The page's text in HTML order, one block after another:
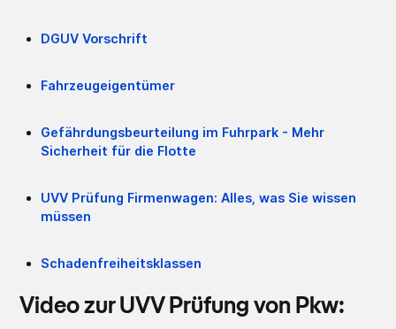
DGUV Vorschrift
Fahrzeugeigentümer
Gefährdungsbeurteilung im Fuhrpark - Mehr
Sicherheit für die Flotte
UVV Prüfung Firmenwagen: Alles, was Sie wissen
müssen
Schadenfreiheitsklassen
Video zur UVV Prüfung von Pkw: